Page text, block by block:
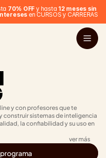
70% OFF y hasta 12 meses sin
en CURSOS y CARRERAS
y con profesores que te
construir sistemas de inteligencia
la confiabilidad y su uso en
ver más